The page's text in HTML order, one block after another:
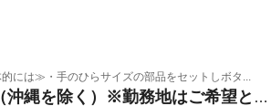
は≫・手のひらサイズの部品をセットしボタ...
鳥取県八頭郡若桜町 / ※全国に勤務地あり（沖縄を除く）※勤務地はご希望と通いやすさ...